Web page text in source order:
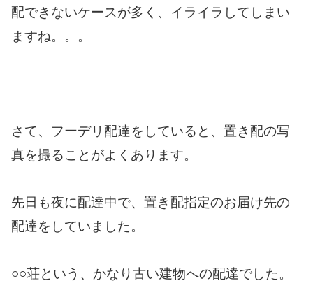
配できないケースが多く、イライラしてしまい
ますね。。。
さて、フーデリ配達をしていると、置き配の写
真を撮ることがよくあります。
先日も夜に配達中で、置き配指定のお届け先の
配達をしていました。
○○荘という、かなり古い建物への配達でした。